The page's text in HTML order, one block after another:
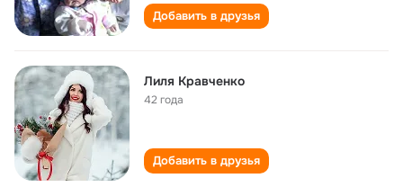
Добавить в друзья
Лиля Кравченко
42 года
Добавить в друзья